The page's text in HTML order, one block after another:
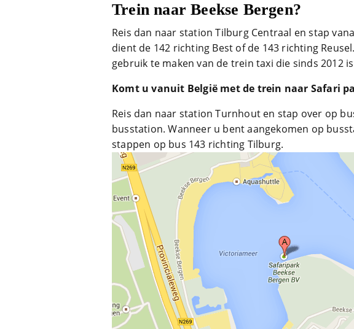
Trein naar Beekse Bergen?
Reis dan naar station Tilburg Centraal en stap
dient de 142 richting Best of de 143 richting
gebruik te maken van de trein taxi die sinds 2012
Komt u vanuit België met de trein naar Safari
Reis dan naar station Turnhout en stap over op
busstation. Wanneer u bent aangekomen op
stappen op bus 143 richting Tilburg.